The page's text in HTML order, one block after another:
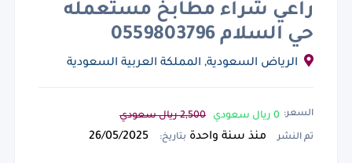
راعي شراء مطابخ مستعمله
حي السلام 0559803796
السعر: 0 ريال سعودي 2,500 ريال سعودي
تم النشر منذ سنة واحدة بتاريخ: